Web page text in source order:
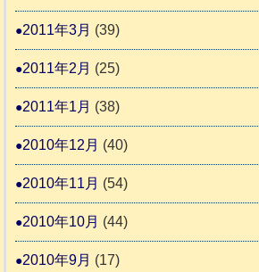
2011年3月 (39)
2011年2月 (25)
2011年1月 (38)
2010年12月 (40)
2010年11月 (54)
2010年10月 (44)
2010年9月 (17)